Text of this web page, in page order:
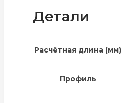
Детали
Расчётная длина (мм)
Профиль